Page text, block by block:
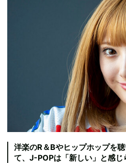
洋楽のR＆Bやヒップホップを
て、J-POPは「新しい」と感じ